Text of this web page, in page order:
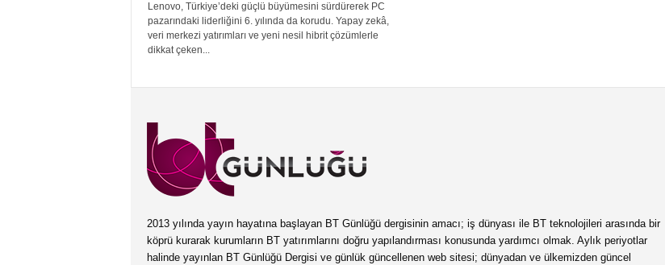
Lenovo, Türkiye’deki güçlü büyümesini sürdürerek PC
pazarındaki liderliğini 6. yılında da korudu. Yapay zekâ,
veri merkezi yatırımları ve yeni nesil hibrit çözümlerle
dikkat çeken...
2013 yılında yayın hayatına başlayan BT Günlüğü dergisinin amacı; iş dünyası ile BT teknolojileri arasında bir
köprü kurarak kurumların BT yatırımlarını doğru yapılandırması konusunda yardımcı olmak. Aylık periyotlar
halinde yayınlan BT Günlüğü Dergisi ve günlük güncellenen web sitesi; dünyadan ve ülkemizden güncel